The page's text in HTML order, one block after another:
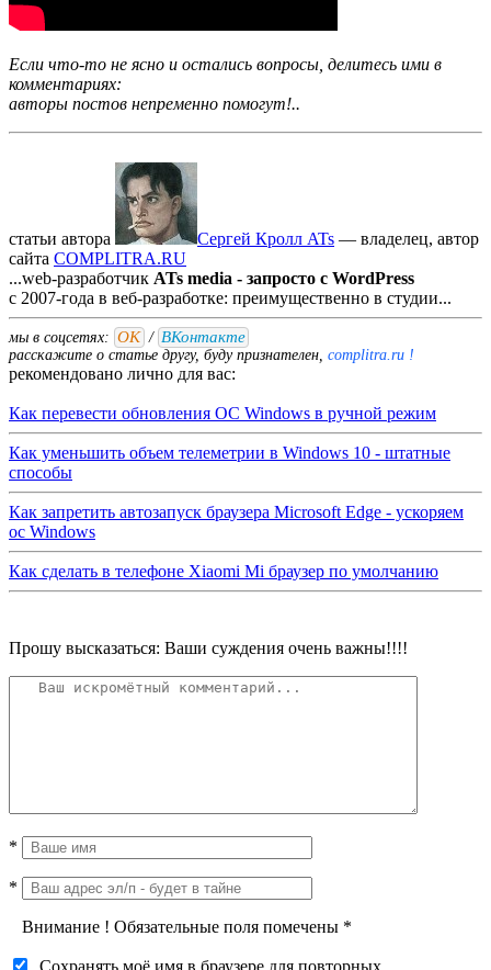
Если что-то не ясно и остались вопросы, делитесь ими в
комментариях:
авторы постов непременно помогут!..
статьи автора Сергей Кролл ATs — владелец, автор
cайта COMPLITRA.RU
...web-разработчик ATs media - запросто с WordPress
с 2007-года в веб-разработке: преимущественно в студии...
мы в соцсетях: ОК / ВКонтакте
расскажите о статье другу, буду признателен, complitra.ru !
рекомендовано лично для вас:
Как перевести обновления ОС Windows в ручной режим
Как уменьшить объем телеметрии в Windows 10 - штатные
способы
Как запретить автозапуск браузера Microsoft Edge - ускоряем
ос Windows
Как сделать в телефоне Xiaomi Mi браузер по умолчанию
Прошу высказаться: Ваши суждения очень важны!!!!
*
*
Внимание ! Обязательные поля помечены *
Сохранять моё имя в браузере для повторных